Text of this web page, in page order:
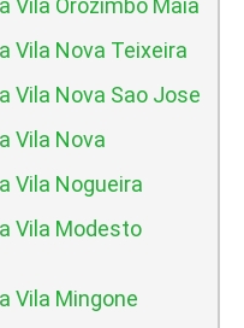
Vila Nova Teixeira
Vila Nova Sao Jose
Vila Nova
Vila Nogueira
Vila Modesto
Vila Mingone